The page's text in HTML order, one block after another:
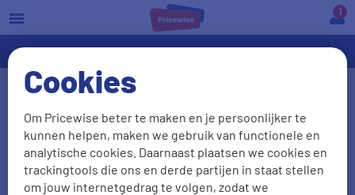
Cookies
Om Pricewise beter te maken en je persoonlijker te
kunnen helpen, maken we gebruik van functionele en
analytische cookies. Daarnaast plaatsen we cookies en
trackingtools die ons en derde partijen in staat stellen
om jouw internetgedrag te volgen, zodat we
a
ons?
We waarderen het als onze klanten vertellen wat ze
van ons vinden. Het liefst zien we natuurlijk dat je